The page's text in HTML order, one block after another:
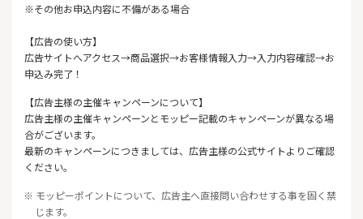
※その他お申込内容に不備がある場合
【広告の使い方】
広告サイトへアクセス→商品選択→お客様情報入力→入力内容確認→お
申込み完了！
【広告主様の主催キャンペーンについて】
広告主様の主催キャンペーンとモッピー記載のキャンペーンが異なる場
合がございます。
最新のキャンペーンにつきましては、広告主様の公式サイトよりご確認
ください。
※ モッピーポイントについて、広告主へ直接問い合わせする事を固く禁
じます。